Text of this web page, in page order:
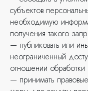
субъектов
необходимую
получения такого
— публиковать или
неограниченный
отношении
— принимать